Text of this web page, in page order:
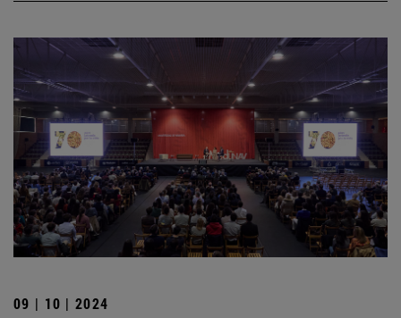
09 | 10 | 2024